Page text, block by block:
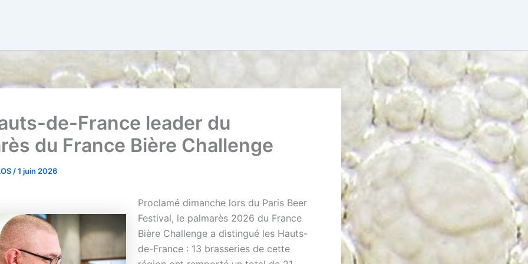
de-France leader du
du France Bière Challenge
/1 juin 2026
Proclamé dimanche lors du Paris Beer
Festival, le palmarès 2026 du France
Bière Challenge a distingué les Hauts-
de-France : 13 brasseries de cette